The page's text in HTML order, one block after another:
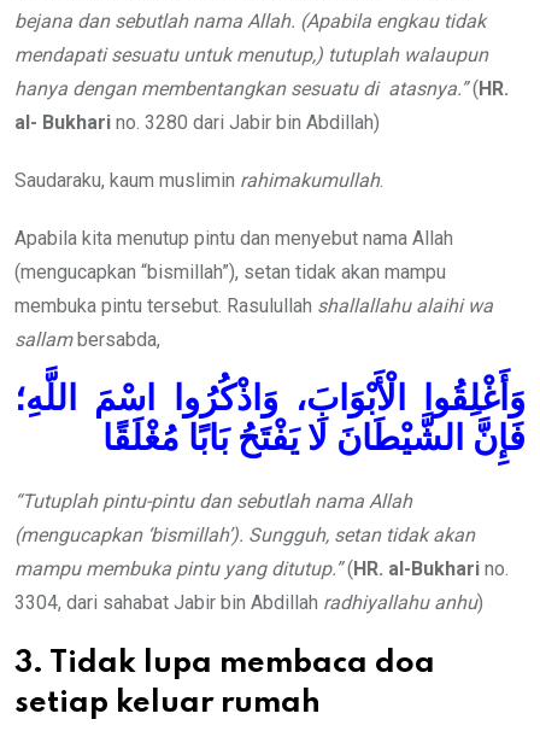
bejana dan sebutlah nama Allah. (Apabila engkau tidak
mendapati sesuatu untuk menutup,) tutuplah walaupun
hanya dengan membentangkan sesuatu di atasnya.”(HR.
al- Bukhari no. 3280 dari Jabir bin Abdillah)
Saudaraku, kaum muslimin rahimakumullah.
Apabila kita menutup pintu dan menyebut nama Allah
(mengucapkan “bismillah”), setan tidak akan mampu
membuka pintu tersebut. Rasulullah shallallahu alaihi wa
sallambersabda,
وَأَغْلِقُوا الْأَبْوَابَ، وَاذْكُرُوا اسْمَ اللَّهِ؛
فَإِنَّ الشَّيْطَانَ لَا يَفْتَحُ بَابًا مُغْلَقًا
“Tutuplah pintu-pintu dan sebutlah nama Allah
(mengucapkan ‘bismillah’). Sungguh, setan tidak akan
mampu membuka pintu yang ditutup.”(HR. al-Bukhari no.
3304, dari sahabat Jabir bin Abdillah radhiyallahu anhu)
3. Tidak lupa membaca doa
setiap keluar rumah